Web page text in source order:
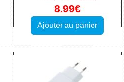
8.99€
Ajouter au panier